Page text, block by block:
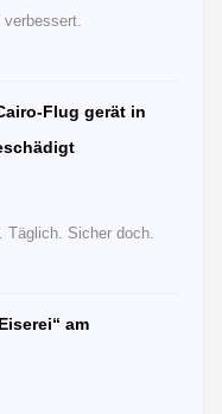
verbessert.
Flug gerät in
Täglich. Sicher doch.
am